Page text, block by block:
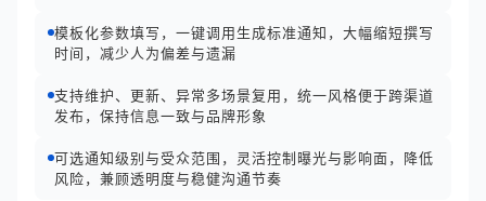
模板化参数填写，一键调用生成标准通知，大幅缩短撰写
时间，减少人为偏差与遗漏
支持维护、更新、异常多场景复用，统一风格便于跨渠道
发布，保持信息一致与品牌形象
可选通知级别与受众范围，灵活控制曝光与影响面，降低
风险，兼顾透明度与稳健沟通节奏